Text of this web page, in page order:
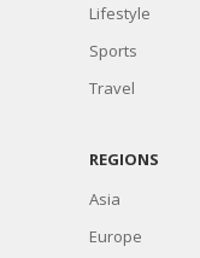
Lifestyle
Sports
Travel
REGIONS
Asia
Europe